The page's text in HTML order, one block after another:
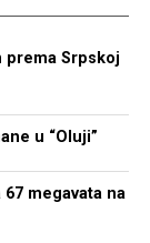
u mreži za
Zeti, ali ostaje
prema Srpskoj
u “Oluji”
megavata na